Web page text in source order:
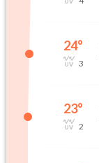
24°
3
23°
2